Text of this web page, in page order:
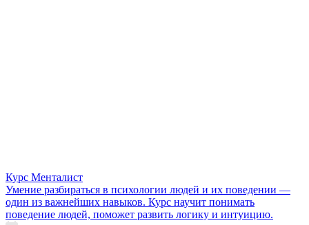
Курс Менталист
Умение разбираться в психологии людей и их поведении —
один из важнейших навыков. Курс научит понимать
поведение людей, поможет развить логику и интуицию.